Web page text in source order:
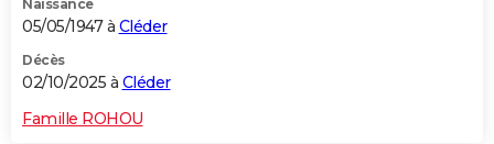
Naissance
05/05/1947 à Cléder
Décès
02/10/2025 à Cléder
Famille ROHOU